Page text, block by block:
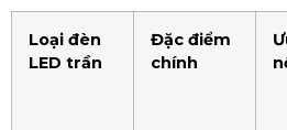
Loại đèn
LED trần
Đặc điểm
chính